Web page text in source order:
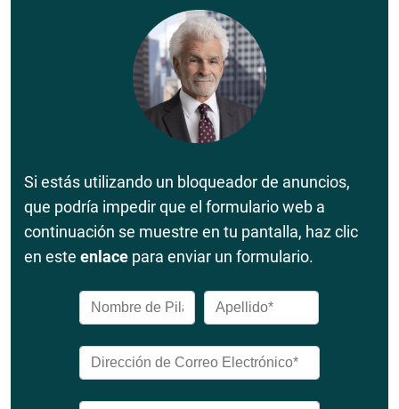
Si estás utilizando un bloqueador de anuncios,
que podría impedir que el formulario web a
continuación se muestre en tu pantalla, haz clic
en este enlace para enviar un formulario.